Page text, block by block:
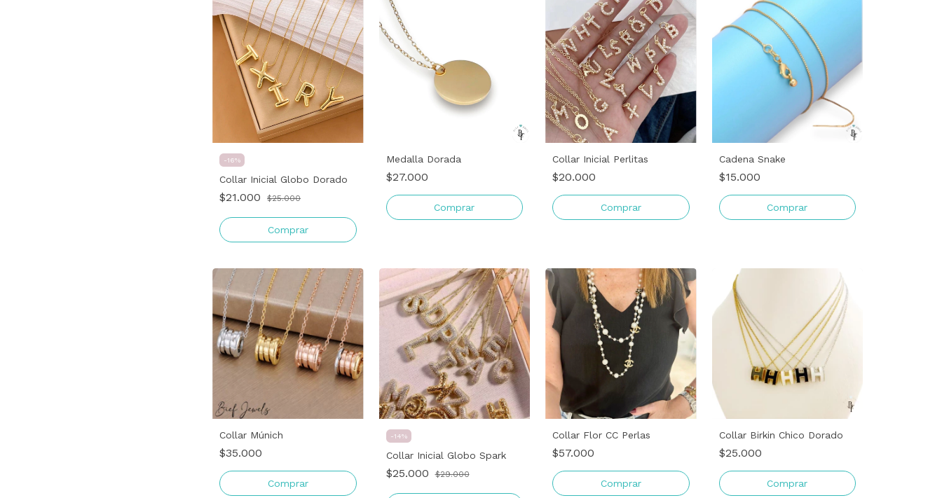
-16%
Collar Inicial Globo Dorado
$21.000 $25.000
Comprar
Medalla Dorada
$27.000
Comprar
Collar Inicial Perlitas
$20.000
Comprar
Cadena Snake
$15.000
Collar Múnich
$35.000
Comprar
-14%
Collar Inicial Globo Spark
$25.000 $29.000
Collar Flor CC Perlas
$57.000
Collar Birkin Chico Dorado
$25.000
Comprar